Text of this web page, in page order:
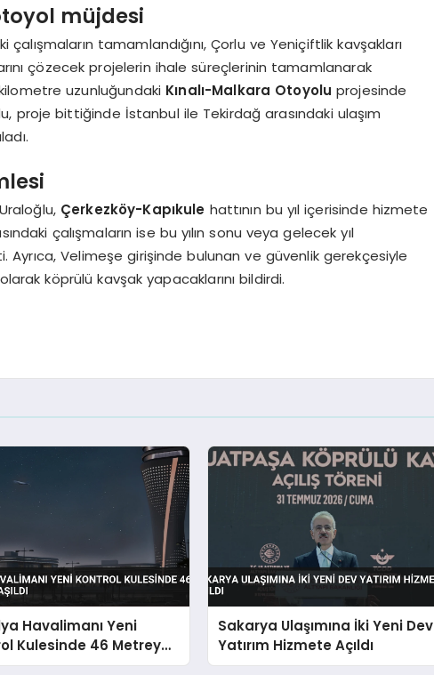
müjdesi
çalışmaların tamamlandığını, Çorlu ve Yeniçiftlik kavşakları
çözecek projelerin ihale süreçlerinin tamamlanarak
uzunluğundaki Kınalı-Malkara Otoyolu projesinde
proje bittiğinde İstanbul ile Tekirdağ arasındaki ulaşım
Çerkezköy-Kapıkule hattının bu yıl içerisinde hizmete
çalışmaların ise bu yılın sonu veya gelecek yıl
Velimeşe girişinde bulunan ve güvenlik gerekçesiyle
köprülü kavşak yapacaklarını bildirdi.
Havalimanı Yeni
Kulesinde 46 Metreye
Sakarya Ulaşımına İki Yeni Dev
Yatırım Hizmete Açıldı